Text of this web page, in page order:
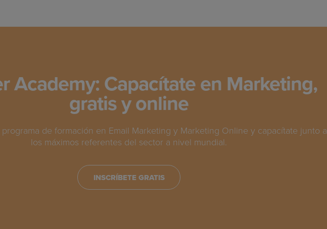
Academy: Capacítate en Marketing,
gratis y online
de formación en Email Marketing y Marketing Online y capacítate junto a
los máximos referentes del sector a nivel mundial.
INSCRÍBETE GRATIS